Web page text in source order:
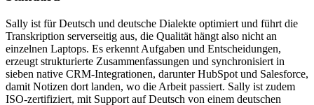
Sally ist für Deutsch und deutsche Dialekte optimiert und führt die
Transkription serverseitig aus, die Qualität hängt also nicht an
einzelnen Laptops. Es erkennt Aufgaben und Entscheidungen,
erzeugt strukturierte Zusammenfassungen und synchronisiert in
sieben native CRM-Integrationen, darunter HubSpot und Salesforce,
damit Notizen dort landen, wo die Arbeit passiert. Sally ist zudem
ISO-zertifiziert, mit Support auf Deutsch von einem deutschen